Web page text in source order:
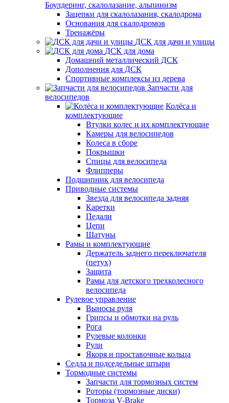
Боулдеринг, скалолазание, альпинизм
Зацепки для скалолазания, скалодрома
Основания для скалодромов
Тренажёры
ДСК для дачи и улицы
ДСК для дома
Домашний металлический ДСК
Дополнения для ДСК
Спортивные комплексы из дерева
Запчасти для
велосипедов
Колёса и
комплектующие
Втулки колес и их комплектующие
Камеры для велосипедов
Колеса в сборе
Покрышки
Спицы для велосипеда
Флипперы
Подшипник для велосипеда
Приводные системы
Звезда для велосипеда задняя
Каретки
Педали
Цепи
Шатуны
Рамы и комплектующие
Держатель заднего переключателя
(петух)
Защита
Рамы для детского трехколесного
велосипеда
Рулевое управление
Выносы руля
Грипсы и обмотки на руль
Рога
Рулевые колонки
Рули
Якоря и проставочные кольца
Седла и подседельные штыри
Тормодные системы
Запчасти для тормозных систем
Роторы (тормозные диски)
Тормоза V-Brake